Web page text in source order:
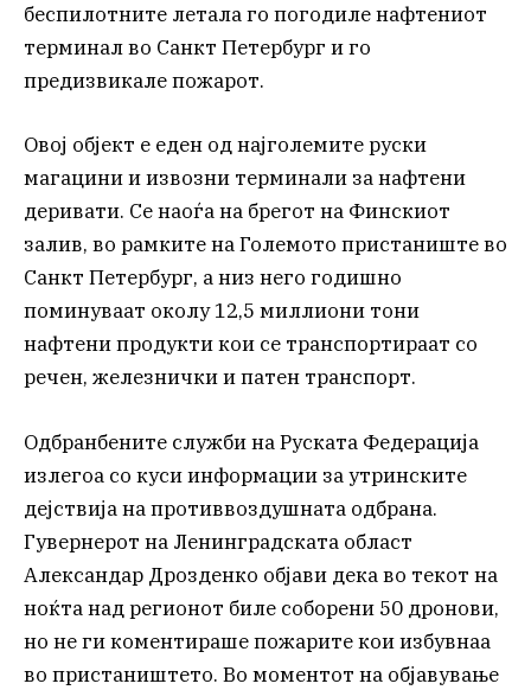
беспилотните летала го погодиле нафтениот
терминал во Санкт Петербург и го
предизвикале пожарот.
Овој објект е еден од најголемите руски
магацини и извозни терминали за нафтени
деривати. Се наоѓа на брегот на Финскиот
залив, во рамките на Големото пристаниште во
Санкт Петербург, а низ него годишно
поминуваат околу 12,5 миллиони тони
нафтени продукти кои се транспортираат со
речен, железнички и патен транспорт.
Одбранбените служби на Руската Федерација
излегоа со куси информации за утринските
дејствија на противвоздушната одбрана.
Гувернерот на Ленинградската област
Александар Дрозденко објави дека во текот на
ноќта над регионот биле соборени 50 дронови,
но не ги коментираше пожарите кои избувнаа
во пристаништето. Во моментот на објавување